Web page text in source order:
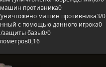
противника0
машин противника3/0
с помощью данного игрока0
защиты базы0/0
0,16